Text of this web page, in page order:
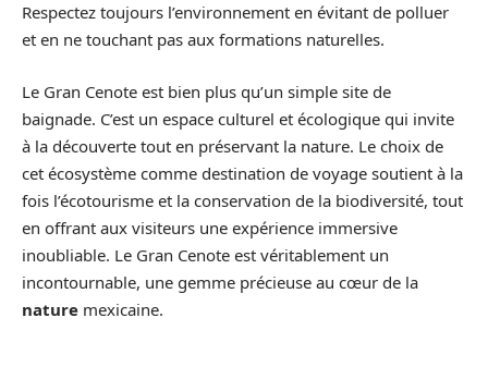
Respectez toujours l’environnement en évitant de polluer
et en ne touchant pas aux formations naturelles.
Le Gran Cenote est bien plus qu’un simple site de
baignade. C’est un espace culturel et écologique qui invite
à la découverte tout en préservant la nature. Le choix de
cet écosystème comme destination de voyage soutient à la
fois l’écotourisme et la conservation de la biodiversité, tout
en offrant aux visiteurs une expérience immersive
inoubliable. Le Gran Cenote est véritablement un
incontournable, une gemme précieuse au cœur de la
nature mexicaine.